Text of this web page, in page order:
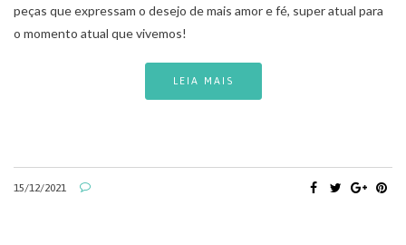
peças que expressam o desejo de mais amor e fé, super atual para
o momento atual que vivemos!
LEIA MAIS
15/12/2021